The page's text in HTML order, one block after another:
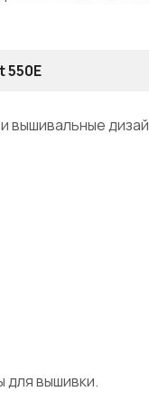
550E
для вышивки.